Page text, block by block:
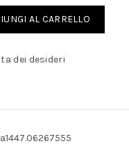
AL CARRELLO
dei desideri